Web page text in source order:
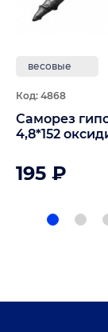
весовые
Код: 4868
Саморез
4,8*152
195 ₽